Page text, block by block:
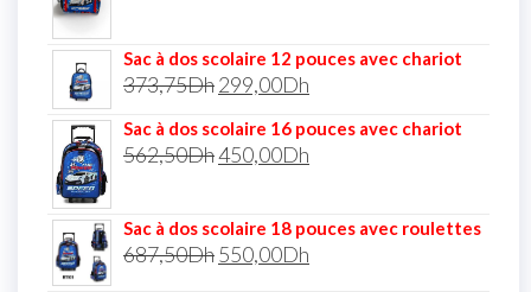
Sac à dos scolaire 12 pouces avec chariot
373,75Dh299,00Dh
Sac à dos scolaire 16 pouces avec chariot
562,50Dh450,00Dh
Sac à dos scolaire 18 pouces avec roulettes
687,50Dh550,00Dh